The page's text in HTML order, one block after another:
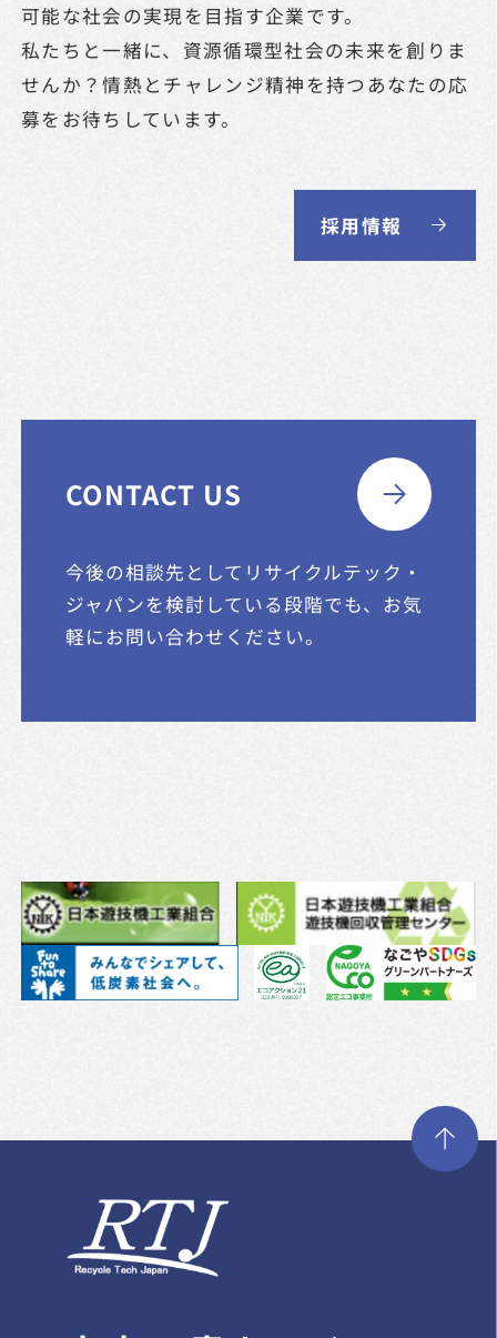
可能な社会の実現を目指す企業です。
私たちと一緒に、資源循環型社会の未来を創りま
せんか？情熱とチャレンジ精神を持つあなたの応
募をお待ちしています。
採用情報
CONTACT US
今後の相談先としてリサイクルテック・
ジャパンを検討している段階でも、お気
軽にお問い合わせください。